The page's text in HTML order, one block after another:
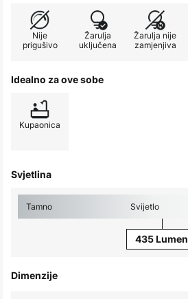
Nije
prigušivo
Žarulja
uključena
Žarulja nije
zamjenjiva
Idealno za ove sobe
Kupaonica
Svjetlina
Tamno Svijetlo
435 Lumen
Dimenzije